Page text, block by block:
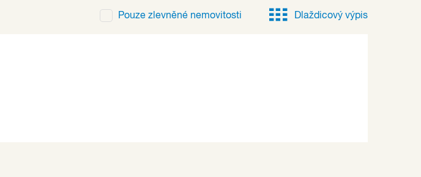
Pouze zlevněné nemovitosti Dlaždicový výpis